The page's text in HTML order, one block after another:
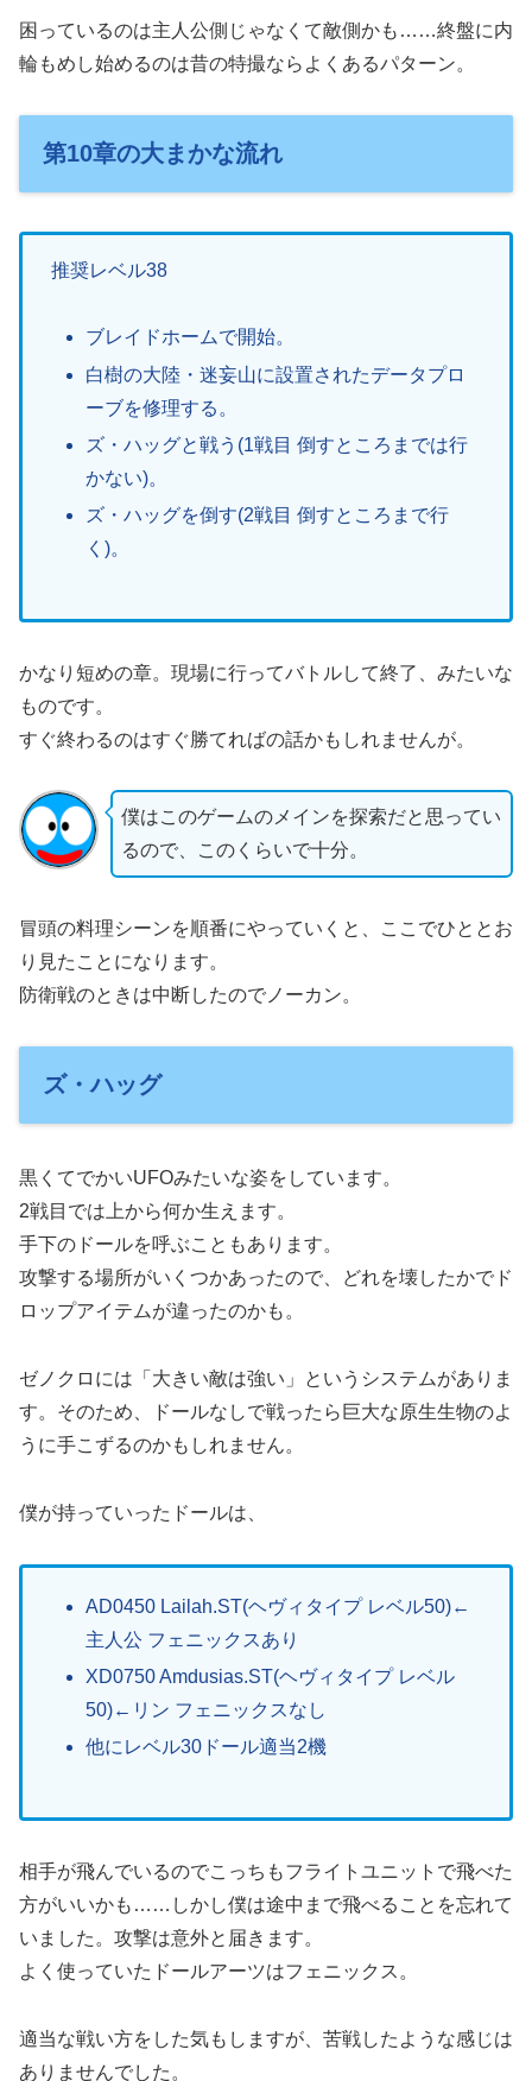
困っているのは主人公側じゃなくて敵側かも……終盤に内
輪もめし始めるのは昔の特撮ならよくあるパターン。
第10章の大まかな流れ
推奨レベル38
ブレイドホームで開始。
白樹の大陸・迷妄山に設置されたデータプロ
ーブを修理する。
ズ・ハッグと戦う(1戦目 倒すところまでは行
かない)。
ズ・ハッグを倒す(2戦目 倒すところまで行
く)。
かなり短めの章。現場に行ってバトルして終了、みたいな
ものです。
すぐ終わるのはすぐ勝てればの話かもしれませんが。
僕はこのゲームのメインを探索だと思ってい
るので、このくらいで十分。
冒頭の料理シーンを順番にやっていくと、ここでひととお
り見たことになります。
防衛戦のときは中断したのでノーカン。
ズ・ハッグ
黒くてでかいUFOみたいな姿をしています。
2戦目では上から何か生えます。
手下のドールを呼ぶこともあります。
攻撃する場所がいくつかあったので、どれを壊したかでド
ロップアイテムが違ったのかも。
ゼノクロには「大きい敵は強い」というシステムがありま
す。そのため、ドールなしで戦ったら巨大な原生生物のよ
うに手こずるのかもしれません。
僕が持っていったドールは、
AD0450 Lailah.ST(ヘヴィタイプ レベル50)←
主人公 フェニックスあり
XD0750 Amdusias.ST(ヘヴィタイプ レベル
50)←リン フェニックスなし
他にレベル30ドール適当2機
相手が飛んでいるのでこっちもフライトユニットで飛べた
方がいいかも……しかし僕は途中まで飛べることを忘れて
いました。攻撃は意外と届きます。
よく使っていたドールアーツはフェニックス。
適当な戦い方をした気もしますが、苦戦したような感じは
ありませんでした。